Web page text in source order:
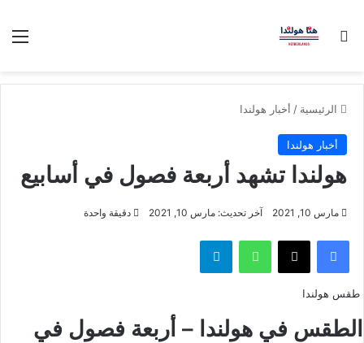
بحث عن
الرئيسية / أخبار هولندا
أخبار هولندا
هولندا تشهد أربعة فصول في أسابيع
مارس 10, 2021 آخر تحديث: مارس 10, 2021 دقيقة واحدة
فيسبوك ‫X واتساب تيلقرام
طقس هولندا
الطقس في هولندا – أربعة فصول في